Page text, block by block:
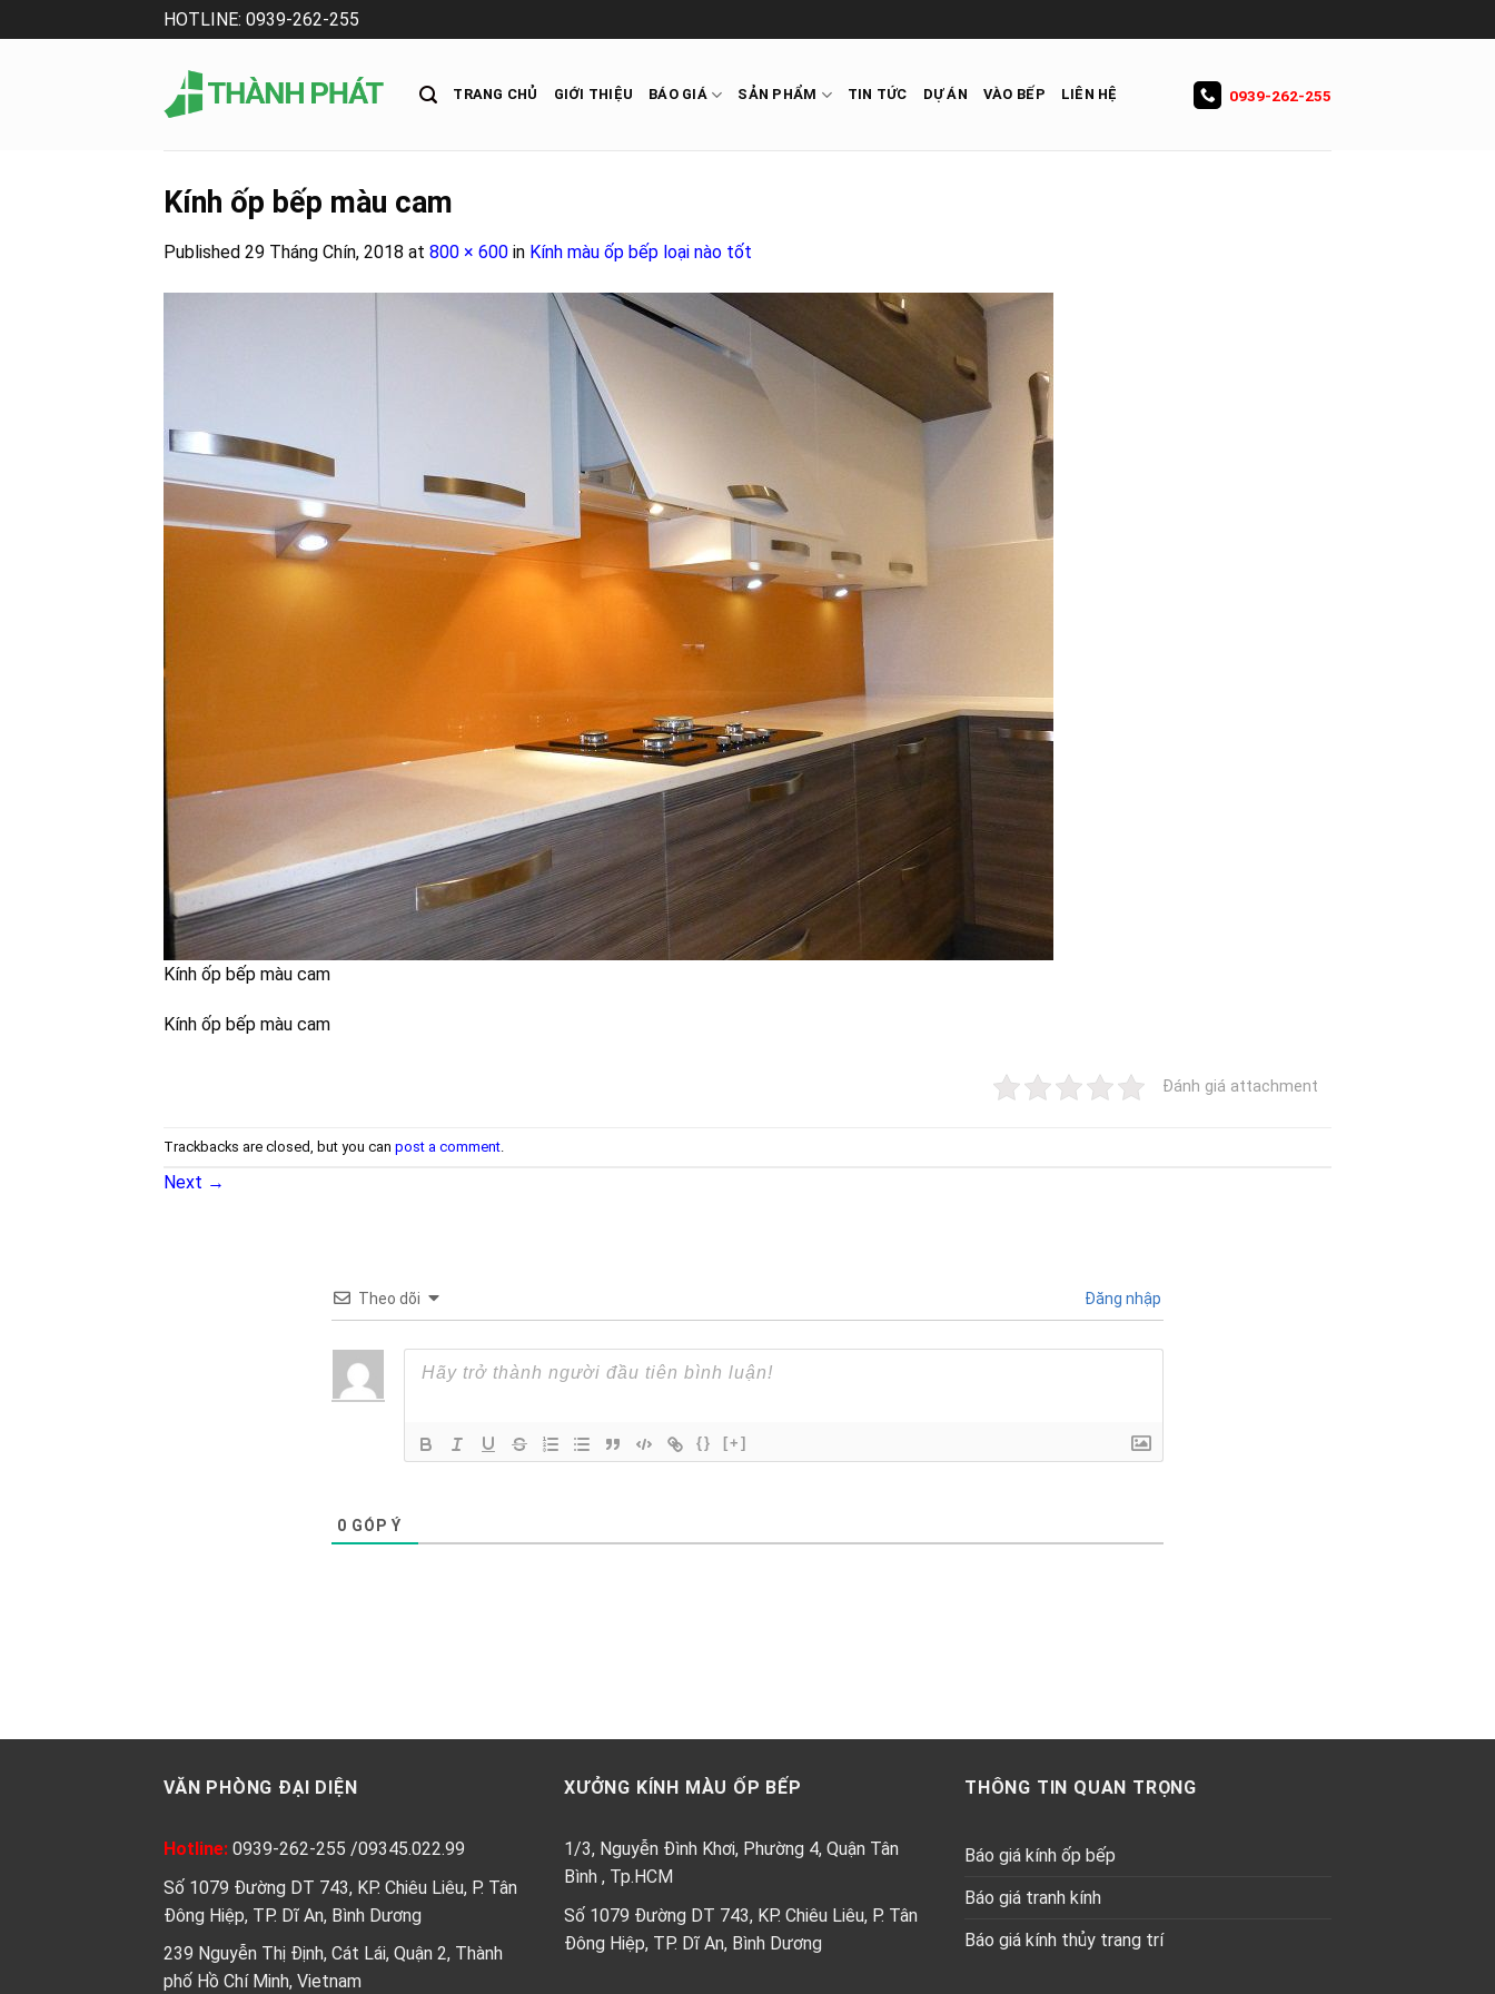
to
HOTLINE: 0939-262-255
TRANG CHỦ GIỚI THIỆU BÁO GIÁ SẢN PHẨM TIN TỨC DỰ ÁN VÀO BẾP LIÊN HỆ 0939-262-255
Kính ốp bếp màu cam
Published 29 Tháng Chín, 2018 at 800 × 600 in Kính màu ốp bếp loại nào tốt
Kính ốp bếp màu cam
Kính ốp bếp màu cam
Đánh giá attachment
Trackbacks are closed, but you can post a comment
Next →
Theo dõi Đăng nhập
{} [+]
0 GÓP Ý
VĂN PHÒNG ĐẠI DIỆN
Hotline: 0939-262-255 /09345.022.99
Số 1079 Đường DT 743, KP. Chiêu Liêu, P. Tân
Đông Hiệp, TP. Dĩ An, Bình Dương
239 Nguyễn Thị Định, Cát Lái, Quận 2, Thành
phố Hồ Chí Minh, Vietnam
XƯỞNG KÍNH MÀU ỐP BẾP
1/3, Nguyễn Đình Khơi, Phường 4, Quận Tân
Bình , Tp.HCM
Số 1079 Đường DT 743, KP. Chiêu Liêu, P. Tân
Đông Hiệp, TP. Dĩ An, Bình Dương
THÔNG TIN QUAN TRỌNG
Báo giá kính ốp bếp
Báo giá tranh kính
Báo giá kính thủy trang trí